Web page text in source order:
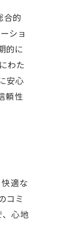
合的
ショ
的に
わた
安心
頼性
快適な
コミ
、心地